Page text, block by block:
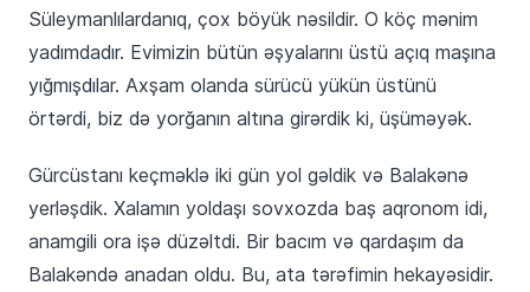
Süleymanlılardanıq, çox böyük nəsildir. O köç mənim
yadımdadır. Evimizin bütün əşyalarını üstü açıq maşına
yığmışdılar. Axşam olanda sürücü yükün üstünü
örtərdi, biz də yorğanın altına girərdik ki, üşüməyək.
Gürcüstanı keçməklə iki gün yol gəldik və Balakənə
yerləşdik. Xalamın yoldaşı sovxozda baş aqronom idi,
anamgili ora işə düzəltdi. Bir bacım və qardaşım da
Balakəndə anadan oldu. Bu, ata tərəfimin hekayəsidir.